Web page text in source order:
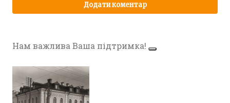
Нам важлива Ваша підтримка!